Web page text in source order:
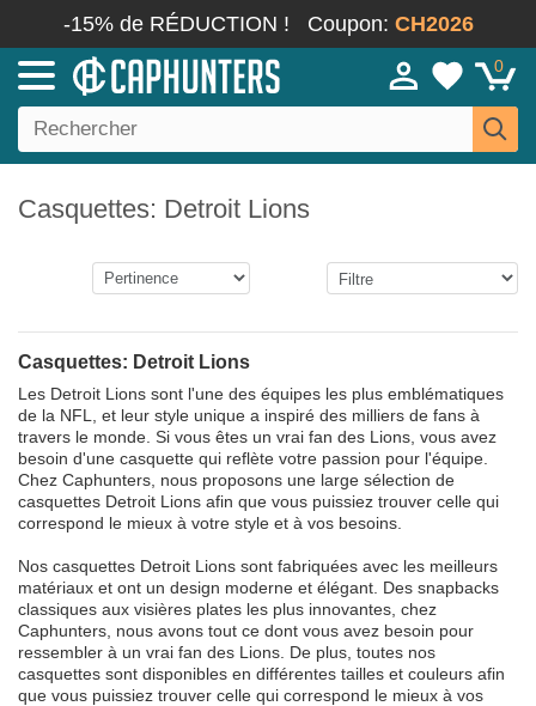
-15% de RÉDUCTION ! Coupon: CH2026
0
Casquettes: Detroit Lions
Casquettes: Detroit Lions
Les Detroit Lions sont l'une des équipes les plus emblématiques
de la NFL, et leur style unique a inspiré des milliers de fans à
travers le monde. Si vous êtes un vrai fan des Lions, vous avez
besoin d'une casquette qui reflète votre passion pour l'équipe.
Chez Caphunters, nous proposons une large sélection de
casquettes Detroit Lions afin que vous puissiez trouver celle qui
correspond le mieux à votre style et à vos besoins.
Nos casquettes Detroit Lions sont fabriquées avec les meilleurs
matériaux et ont un design moderne et élégant. Des snapbacks
classiques aux visières plates les plus innovantes, chez
Caphunters, nous avons tout ce dont vous avez besoin pour
ressembler à un vrai fan des Lions. De plus, toutes nos
casquettes sont disponibles en différentes tailles et couleurs afin
que vous puissiez trouver celle qui correspond le mieux à vos